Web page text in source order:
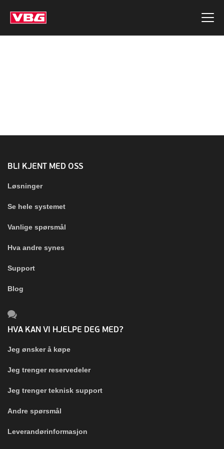
BLI KJENT MED OSS
Løsninger
Se hele systemet
Vanlige spørsmål
Hva andre synes
Support
Blog
HVA KAN VI HJELPE DEG MED?
Jeg ønsker å køpe
Jeg trenger reservedeler
Jeg trenger teknisk support
Andre spørsmål
Leverandørinformasjon